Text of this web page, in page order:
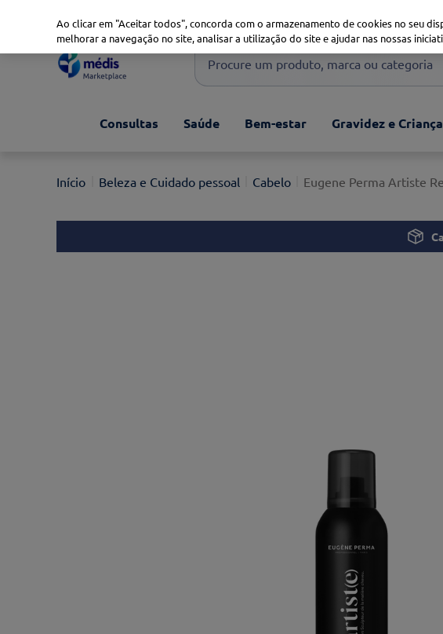
Procure um produto, marca ou categoria
1º xiaomi
3º now
Consultas Saúde Bem-estar Gravidez e Criança
Beleza e Cuidado pessoal Cabelo Eugene Perma Artiste
Ao clicar em "Aceitar todos", concorda com o armazenamento de cookies no seu
melhorar a navegação no site, analisar a utilização do site e ajudar nas nossas